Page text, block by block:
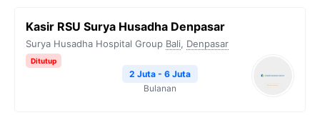
Kasir RSU Surya Husadha Denpasar
Surya Husadha Hospital Group Bali, Denpasar
Ditutup
2 Juta - 6 Juta
Bulanan